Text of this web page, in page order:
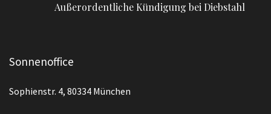
Außerordentliche Kündigung bei Diebstahl
Sonnenoffice
Sophienstr. 4, 80334 München